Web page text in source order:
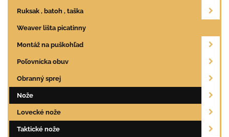
Ruksak , batoh , taška
Weaver lišta picatinny
Montáž na puškohľad
Poľovnícka obuv
Obranný sprej
Nože
Lovecké nože
Taktické nože